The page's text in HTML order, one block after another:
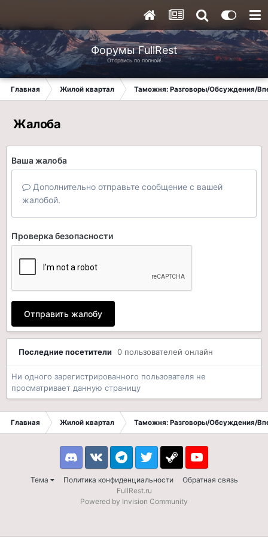
Форумы FullRest
Оторвись по полной!
Главная Жилой квартал Таможня: Разговоры/Обсуждения/
Жалоба
Ваша жалоба
Дополнительно отправьте сообщение с вашей
жалобой.
Проверка безопасности
Отправить жалобу
Последние посетители 0 пользователей онлайн
Ни одного зарегистрированного пользователя не
просматривает данную страницу
Главная Жилой квартал Таможня: Разговоры/Обсуждения/
Тема Политика конфиденциальности Обратная связь
DiscordVK TelegramTwitter Steam Youtube
FullRest.ru
Powered by Invision Community